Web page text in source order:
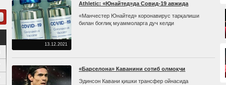
13.12.2021
Athletic: «Юнайтед»да Cовид-19 авжида
«Манчестер Юнайтед» коронавирус тарқалиши
билан боғлиқ муаммоларга дуч келди
«Барселона» Каванини сотиб олмоқчи
Эдинсон Кавани қишки трансфер ойнасида